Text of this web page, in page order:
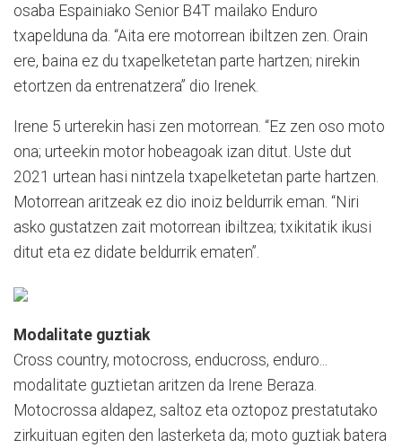
osaba Espainiako Senior B4T mailako Enduro
txapelduna da. “Aita ere motorrean ibiltzen zen. Orain
ere, baina ez du txapelketetan parte hartzen; nirekin
etortzen da entrenatzera” dio Irenek.
Irene 5 urterekin hasi zen motorrean. “Ez zen oso moto
ona; urteekin motor hobeagoak izan ditut. Uste dut
2021 urtean hasi nintzela txapelketetan parte hartzen.
Motorrean aritzeak ez dio inoiz beldurrik eman. “Niri
asko gustatzen zait motorrean ibiltzea; txikitatik ikusi
ditut eta ez didate beldurrik ematen”.
Modalitate guztiak
Cross country, motocross, enducross, enduro...
modalitate guztietan aritzen da Irene Beraza.
Motocrossa aldapez, saltoz eta oztopoz prestatutako
zirkuituan egiten den lasterketa da; moto guztiak batera